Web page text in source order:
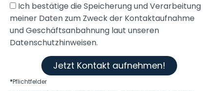
Ich bestätige die Speicherung und Verarbeitung
meiner Daten zum Zweck der Kontaktaufnahme
und Geschäftsanbahnung laut unseren
Datenschutzhinweisen.
Jetzt Kontakt aufnehmen!
*Pflichtfelder